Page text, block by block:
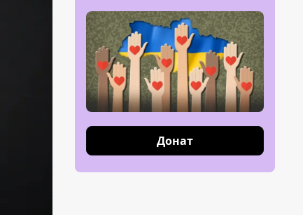
Донат